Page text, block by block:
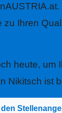
zu Ihren
heute, um
Nikitsch ist